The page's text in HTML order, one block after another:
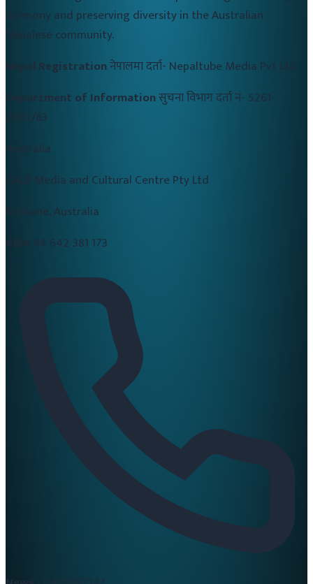
harmony and preserving diversity in the Australian
Nepalese community.
Nepal Registrationनेपालमा दर्ता- Nepaltube Media Pvt Ltd
Department of Informationसुचना विभाग दर्ता नं- 5261-
2082/83
Australia
CALD Media and Cultural Centre Pty Ltd
Brisbane, Australia
84 642 381 173